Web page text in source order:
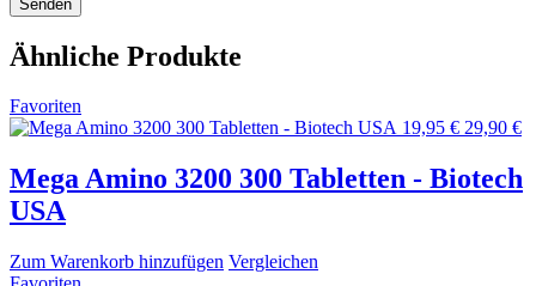
Ähnliche Produkte
Favoriten
19,95 € 29,90 €
Mega Amino 3200 300 Tabletten - Biotech
USA
Zum Warenkorb hinzufügen Vergleichen